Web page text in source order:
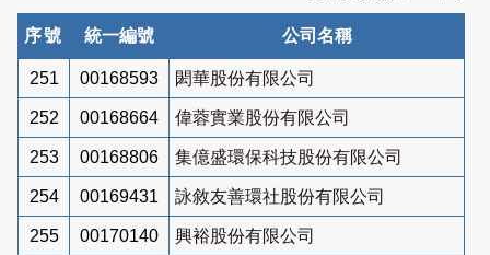
序號 統一編號 公司名稱
251 00168593 閎華股份有限公司
252 00168664 偉蓉實業股份有限公司
253 00168806 集億盛環保科技股份有限公司
254 00169431 詠敘友善環社股份有限公司
255 00170140 興裕股份有限公司